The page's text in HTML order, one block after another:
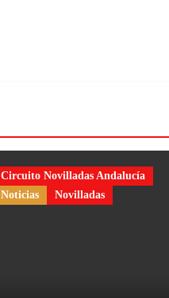
Circuito Novilladas Andalucía
Noticias
Novilladas